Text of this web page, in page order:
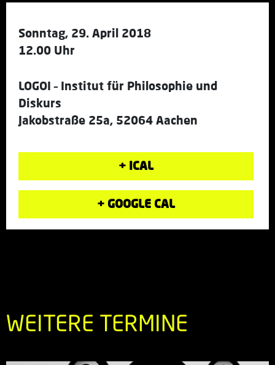
Sonntag, 29. April 2018
12.00 Uhr
LOGOI – Institut für Philosophie und
Diskurs
Jakobstraße 25a, 52064 Aachen
+ ICAL
+ GOOGLE CAL
WEITERE TERMINE